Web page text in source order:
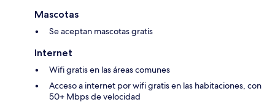
Mascotas
Se aceptan mascotas gratis
Internet
Wifi gratis en las áreas comunes
Acceso a internet por wifi gratis en las habitaciones, con
50+ Mbps de velocidad